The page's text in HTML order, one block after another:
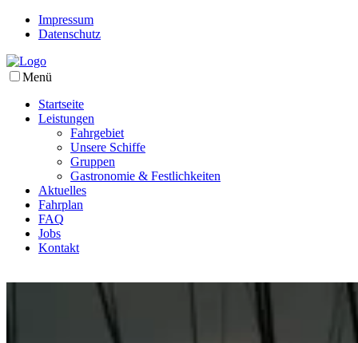
Impressum
Datenschutz
Menü
Startseite
Leistungen
Fahrgebiet
Unsere Schiffe
Gruppen
Gastronomie & Festlichkeiten
Aktuelles
Fahrplan
FAQ
Jobs
Kontakt